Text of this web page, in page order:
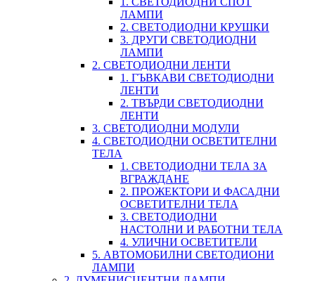
ЛАМПИ
2. СВЕТОДИОДНИ КРУШКИ
3. ДРУГИ СВЕТОДИОДНИ
ЛАМПИ
2. СВЕТОДИОДНИ ЛЕНТИ
1. ГЪВКАВИ СВЕТОДИОДНИ
ЛЕНТИ
2. ТВЪРДИ СВЕТОДИОДНИ
ЛЕНТИ
3. СВЕТОДИОДНИ МОДУЛИ
4. СВЕТОДИОДНИ ОСВЕТИТЕЛНИ
ТЕЛА
1. СВЕТОДИОДНИ ТЕЛА ЗА
ВГРАЖДАНЕ
2. ПРОЖЕКТОРИ И ФАСАДНИ
ОСВЕТИТЕЛНИ ТЕЛА
3. СВЕТОДИОДНИ
НАСТОЛНИ И РАБОТНИ ТЕЛА
4. УЛИЧНИ ОСВЕТИТЕЛИ
5. АВТОМОБИЛНИ СВЕТОДИОНИ
ЛАМПИ